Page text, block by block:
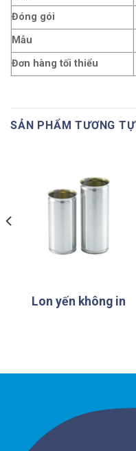
Đóng gói
Mẫu
Đơn hàng tối thiểu
SẢN PHẨM TƯƠNG TỰ
Lon yến không in